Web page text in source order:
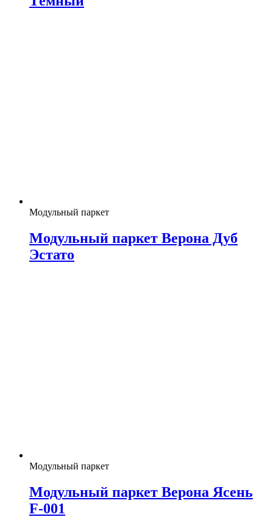
Модульный паркет
Модульный паркет Верона Дуб
Эстато
Модульный паркет
Модульный паркет Верона Ясень
F-001